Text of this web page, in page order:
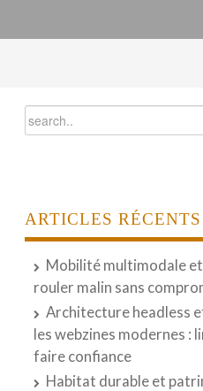
ARTICLES RÉCENTS
Mobilité multimodale
rouler malin sans
Architecture headless
les webzines modernes :
faire confiance
Habitat durable et